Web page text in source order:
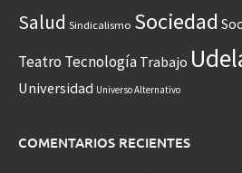
Salud Sindicalismo Sociedad
Teatro Tecnología Trabajo
Universidad Universo Alternativo
COMENTARIOS RECIENTES